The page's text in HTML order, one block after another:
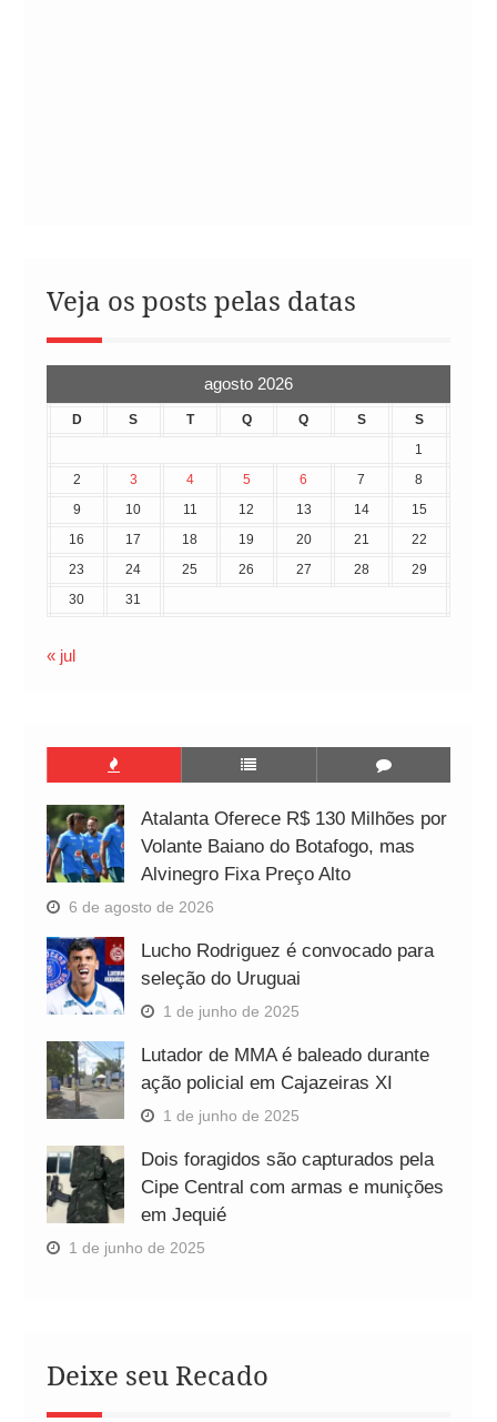
Veja os posts pelas datas
agosto 2026
D S T Q Q S
S
1
2
3 4 5 6 7
8
9
10 11 12 13 14
15
16
17 18 19 20 21
22
23
24 25 26 27 28
29
30
31
« jul
Atalanta Oferece R$ 130 Milhões por
Volante Baiano do Botafogo, mas
Alvinegro Fixa Preço Alto
6 de agosto de 2026
Lucho Rodriguez é convocado para
seleção do Uruguai
1 de junho de 2025
Lutador de MMA é baleado durante
ação policial em Cajazeiras XI
1 de junho de 2025
Dois foragidos são capturados pela
Cipe Central com armas e munições
em Jequié
1 de junho de 2025
Deixe seu Recado